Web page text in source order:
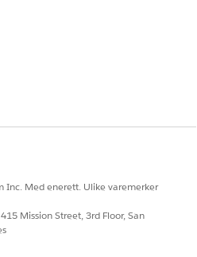
Inc. Med enerett. Ulike varemerker
Mission Street, 3rd Floor, San